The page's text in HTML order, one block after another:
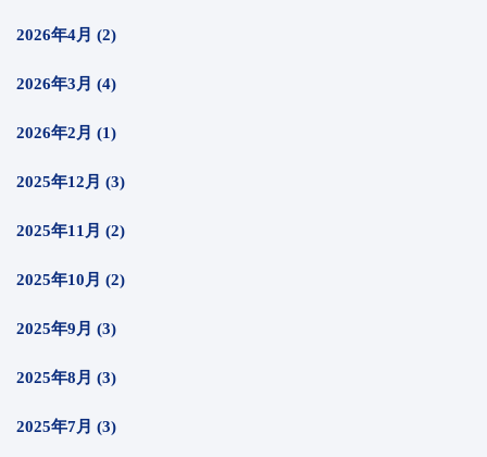
2026年4月 (2)
2026年3月 (4)
2026年2月 (1)
2025年12月 (3)
2025年11月 (2)
2025年10月 (2)
2025年9月 (3)
2025年8月 (3)
2025年7月 (3)